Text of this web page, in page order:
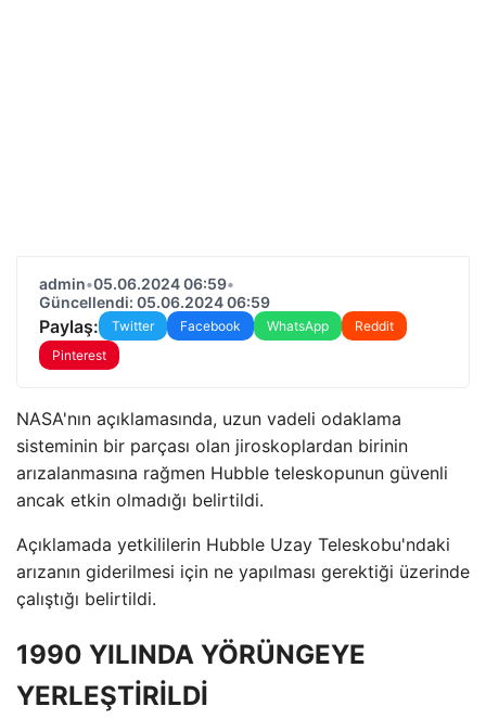
admin•05.06.2024 06:59•
Güncellendi: 05.06.2024 06:59
Paylaş: Twitter Facebook WhatsApp
Reddit
Pinterest
NASA'nın açıklamasında, uzun vadeli odaklama
sisteminin bir parçası olan jiroskoplardan birinin
arızalanmasına rağmen Hubble teleskopunun güvenli
ancak etkin olmadığı belirtildi.
Açıklamada yetkililerin Hubble Uzay Teleskobu'ndaki
arızanın giderilmesi için ne yapılması gerektiği üzerinde
çalıştığı belirtildi.
1990 YILINDA YÖRÜNGEYE
YERLEŞTİRİLDİ